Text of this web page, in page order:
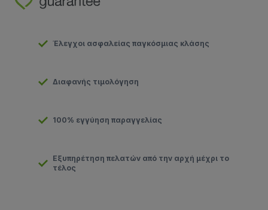
Έλεγχοι ασφαλείας παγκόσμιας κλάσης
Διαφανής τιμολόγηση
100% εγγύηση παραγγελίας
Εξυπηρέτηση πελατών από την αρχή μέχρι το
τέλος